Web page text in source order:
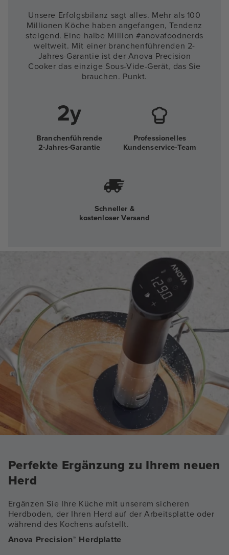
Unsere Erfolgsbilanz sagt alles. Mehr als 100
Millionen Köche haben angefangen, Tendenz
steigend. Eine halbe Million #anovafoodnerds
weltweit. Mit einer branchenführenden 2-
Jahres-Garantie ist der Anova Precision
Cooker das einzige Sous-Vide-Gerät, das Sie
brauchen. Punkt.
Branchenführende
2-Jahres-Garantie
Professionelles
Kundenservice-Team
Schneller &
kostenloser Versand
Perfekte Ergänzung zu Ihrem neuen
Herd
Ergänzen Sie Ihre Küche mit unserem sicheren
Herdboden, der Ihren Herd auf der Arbeitsplatte oder
während des Kochens aufstellt.
Anova Precision™ Herdplatte